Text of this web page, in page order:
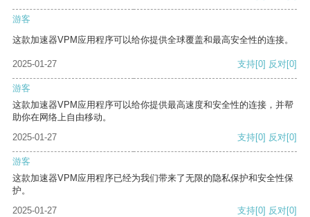
游客
这款加速器VPM应用程序可以给你提供全球覆盖和最高安全性的连接。
2025-01-27 支持[0] 反对[0]
游客
这款加速器VPM应用程序可以给你提供最高速度和安全性的连接，并帮
助你在网络上自由移动。
2025-01-27
支持[0] 反对[0]
游客
这款加速器VPM应用程序已经为我们带来了无限的隐私保护和安全性保
护。
2025-01-27
支持[0] 反对[0]